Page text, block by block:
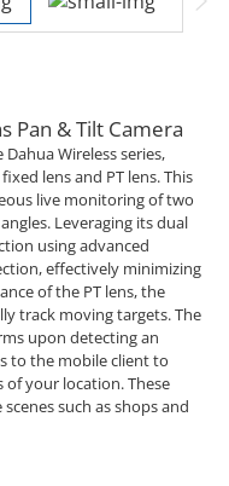
Pan & Tilt Camera
Wireless series,
lens and PT lens. This
live monitoring of two
Leveraging its dual
using advanced
effectively minimizing
of the PT lens, the
track moving targets. The
upon detecting an
to the mobile client to
your location. These
such as shops and